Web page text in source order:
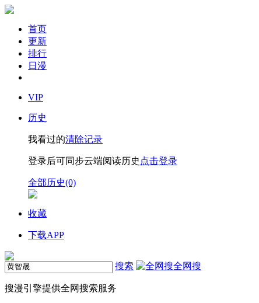
首页
更新
排行
日漫
VIP
历史
我看过的清除记录
登录后可同步云端阅读历史 点击登录
全部历史(0)
收藏
下载APP
搜索 全网搜
搜漫引擎提供全网搜索服务